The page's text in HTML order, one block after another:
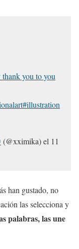
thank you to you
(@xximika) el 11
han gustado, no
las selecciona y
palabras, las une